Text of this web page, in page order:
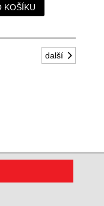
KOŠÍKU
další